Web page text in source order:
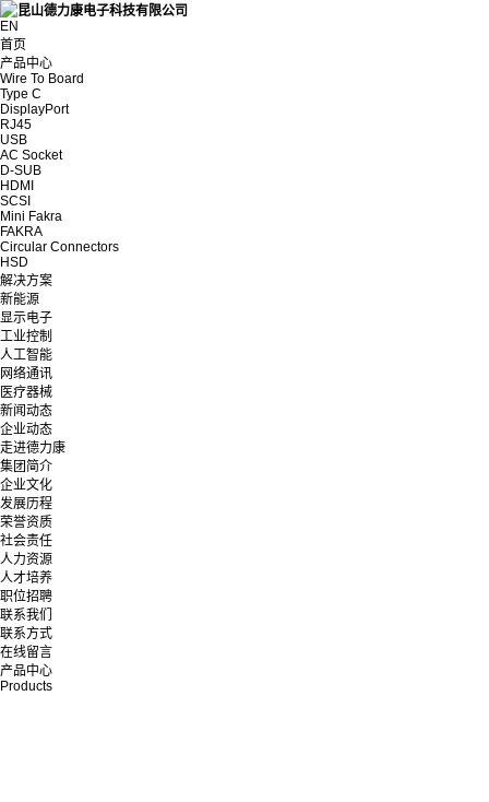
EN
首页
产品中心
Wire To Board
Type C
DisplayPort
RJ45
USB
AC Socket
D-SUB
HDMI
SCSI
Mini Fakra
FAKRA
Circular Connectors
HSD
解决方案
新能源
显示电子
工业控制
人工智能
网络通讯
医疗器械
新闻动态
企业动态
走进德力康
集团简介
企业文化
发展历程
荣誉资质
社会责任
人力资源
人才培养
职位招聘
联系我们
联系方式
在线留言
产品中心
Products